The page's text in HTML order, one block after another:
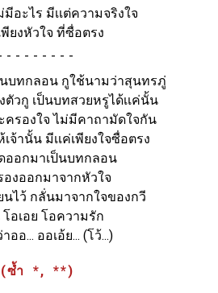
มีอะไร มีเเต่ความจริงใจ
พียงหัวใจ ที่ซื่อตรง
-
นบทกลอน กูใช้นามว่าสุนทรภู่
ตัวกู เป็นบทสวยหรูได้เเค่นั้น
ครองใจ ไม่มีคาถามัดใจกัน
จ้านั้น มีเเค่เพียงใจซื่อตรง
ออกมาเป็นบทกลอน
งออกมาจากหัวใจ
นไว้ กลั่นมาจากใจของกวี
โอเอย โอความรัก
ออ... ออเอ้ย... (โว้...)
(ซ้ำ *, **)